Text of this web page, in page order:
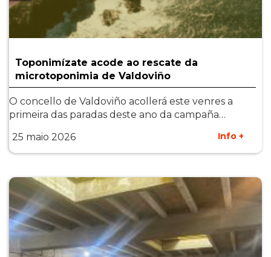
Toponimízate acode ao rescate da
microtoponimia de Valdoviño
O concello de Valdoviño acollerá este venres a
primeira das paradas deste ano da campaña…
25 maio 2026
Info +